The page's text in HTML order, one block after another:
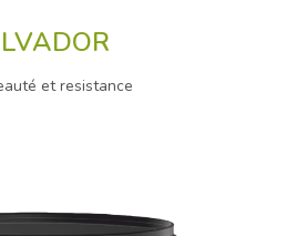
et resistance